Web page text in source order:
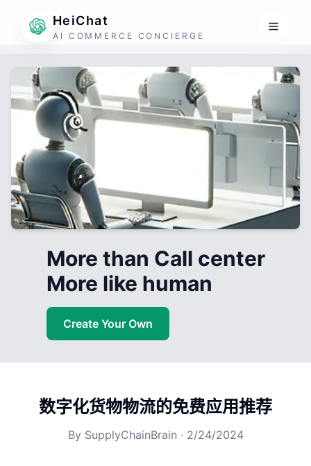
HeiChat
AI COMMERCE CONCIERGE
More than Call center
More like human
Create Your Own
数字化货物物流的免费应用推荐
By SupplyChainBrain · 2/24/2024